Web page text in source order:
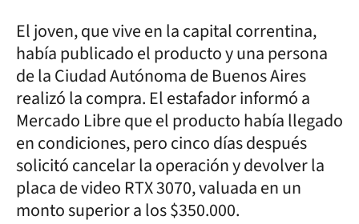
El joven, que vive en la capital correntina,
había publicado el producto y una persona
de la Ciudad Autónoma de Buenos Aires
realizó la compra. El estafador informó a
Mercado Libre que el producto había llegado
en condiciones, pero cinco días después
solicitó cancelar la operación y devolver la
placa de video RTX 3070, valuada en un
monto superior a los $350.000.